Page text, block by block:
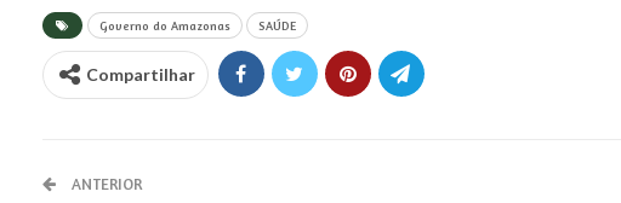
Governo do Amazonas SAÚDE
Compartilhar
ANTERIOR